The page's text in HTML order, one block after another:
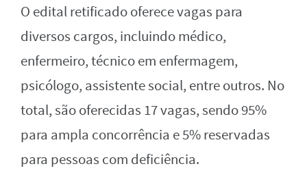
O edital retificado oferece vagas para
diversos cargos, incluindo médico,
enfermeiro, técnico em enfermagem,
psicólogo, assistente social, entre outros. No
total, são oferecidas 17 vagas, sendo 95%
para ampla concorrência e 5% reservadas
para pessoas com deficiência.